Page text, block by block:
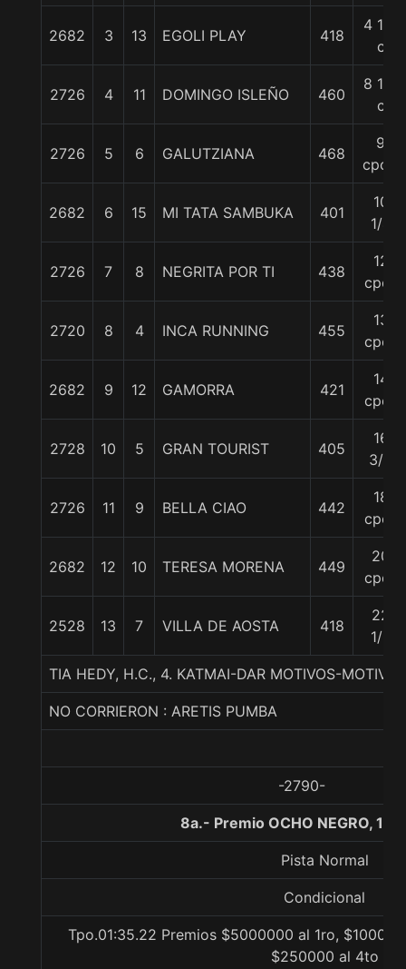
2682 3 13 EGOLI PLAY 418
4 1/4
c
2726 4 11 DOMINGO ISLEÑO 460
8 1/4
c
2726 5 6 GALUTZIANA 468
9
cpos.
2682 6 15 MI TATA SAMBUKA 401
10
1/4
2726 7 8 NEGRITA POR TI 438
12
cpos
2720 8 4 INCA RUNNING 455
13
cpos
2682 9 12 GAMORRA 421
14
cpos
2728 10 5 GRAN TOURIST 405
16
3/4
2726 11 9 BELLA CIAO 442
18
cpos
2682 12 10 TERESA MORENA 449
20
cpos
2528 13 7 VILLA DE AOSTA 418
22
1/2
TIA HEDY, H.C., 4. KATMAI-DAR MOTIVOS-
NO CORRIERON : ARETIS PUMBA
-2790-
8a.- Premio OCHO NEGRO,
Pista Normal
Condicional
Tpo.01:35.22 Premios $5000000 al 1ro,
$250000 al 4to